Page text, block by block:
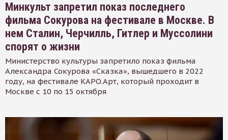
Минкульт запретил показ последнего
фильма Сокурова на фестивале в Москве. В
нем Сталин, Черчилль, Гитлер и Муссолини
спорят о жизни
Министерство культуры запретило показ фильма
Александра Сокурова «Сказка», вышедшего в 2022
году, на фестивале КАРО.Арт, который проходит в
Москве с 10 по 15 октября